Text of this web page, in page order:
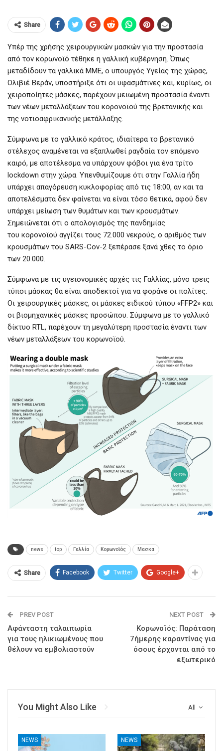
Share
Υπέρ της χρήσης χειρουργικών μασκών για την προστασία
από τον κορωνοϊό τέθηκε η γαλλική κυβέρνηση. Όπως
μεταδίδουν τα γαλλικά ΜΜΕ, ο υπουργός Υγείας της χώρας,
Ολιβιέ Βεράν, υποστήριξε ότι οι υφασμάτινες και, κυρίως, οι
χειροποίητες μάσκες, παρέχουν μειωμένη προστασία έναντι
των νέων μεταλλάξεων του κορονοϊού της βρετανικής και
της νοτιοαφρικανικής μετάλλαξης.
Σύμφωνα με το γαλλικό κράτος, ιδιαίτερα το βρετανικό
στέλεχος αναμένεται να εξαπλωθεί ραγδαία τον επόμενο
καιρό, με αποτέλεσμα να υπάρχουν φόβοι για ένα τρίτο
lockdown στην χώρα. Υπενθυμίζουμε ότι στην Γαλλία ήδη
υπάρχει απαγόρευση κυκλοφορίας από τις 18:00, αν και τα
αποτελέσματα δεν φαίνεται να είναι τόσο θετικά, αφού δεν
υπάρχει μείωση των θυμάτων και των κρουσμάτων.
Σημειώνεται ότι ο απολογισμός της πανδημίας
του κορονοϊού αγγίζει τους 72.000 νεκρούς, ο αριθμός των
κρουσμάτων του SARS-Cov-2 ξεπέρασε ξανά χθες το όριο
των 20.000.
Σύμφωνα με τις υγειονομικές αρχές τις Γαλλίας, μόνο τρεις
τύποι μάσκας θα είναι αποδεκτοί για να φοράνε οι πολίτες.
Οι χειρουργικές μάσκες, οι μάσκες ειδικού τύπου «FFP2» και
οι βιομηχανικές μάσκες προσώπου. Σύμφωνα με το γαλλικό
δίκτυο RTL, παρέχουν τη μεγαλύτερη προστασία έναντι των
νέων μεταλλάξεων του κορωνοϊού.
news top Γαλλία Κορωνοϊός Μασκα
Share Facebook Twitter Google+
PREV POST
Αφάνταστη ταλαιπωρία
για τους ηλικιωμένους που
θέλουν να εμβολιαστούν
NEXT POST
Κορωνοϊός: Παράταση
7ήμερης καραντίνας για
όσους έρχονται από το
εξωτερικό
All
You Might Also Like
NEWS NEWS